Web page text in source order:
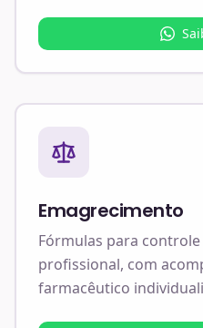
Emagrecimento
Fórmulas para
profissional, com
farmacêutico